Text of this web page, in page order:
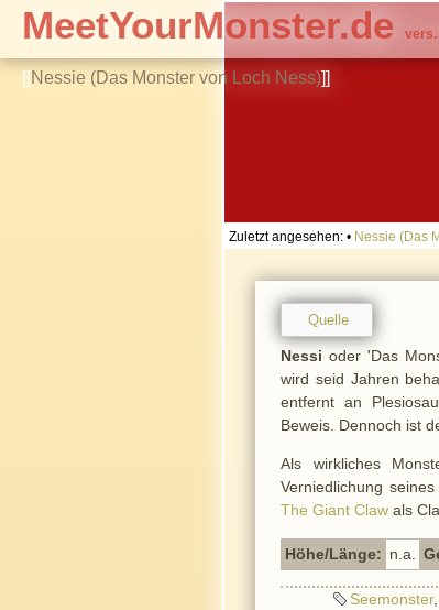
[[Nessie (Das Monster von Loch Ness)]]
MeetYourMonster.de vers.
Zuletzt angesehen: • Nessie (Das
Quelle
Nessi oder 'Das
wird seid Jahren
entfernt an
Beweis. Dennoch ist
Als wirkliches
Verniedlichung
The Giant Claw als
Höhe/Länge: n.a.
Seemonster,